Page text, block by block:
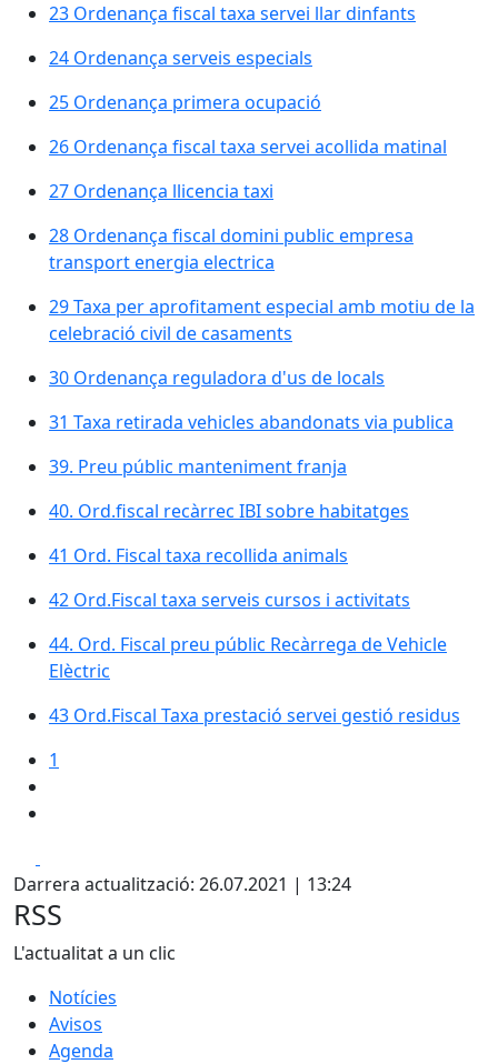
23 Ordenança fiscal taxa servei llar dinfants
24 Ordenança serveis especials
25 Ordenança primera ocupació
26 Ordenança fiscal taxa servei acollida matinal
27 Ordenança llicencia taxi
28 Ordenança fiscal domini public empresa
transport energia electrica
29 Taxa per aprofitament especial amb motiu de la
celebració civil de casaments
30 Ordenança reguladora d'us de locals
31 Taxa retirada vehicles abandonats via publica
39. Preu públic manteniment franja
40. Ord.fiscal recàrrec IBI sobre habitatges
41 Ord. Fiscal taxa recollida animals
42 Ord.Fiscal taxa serveis cursos i activitats
44. Ord. Fiscal preu públic Recàrrega de Vehicle
Elèctric
43 Ord.Fiscal Taxa prestació servei gestió residus
1
Darrera actualització: 26.07.2021 | 13:24
RSS
L'actualitat a un clic
Notícies
Avisos
Agenda